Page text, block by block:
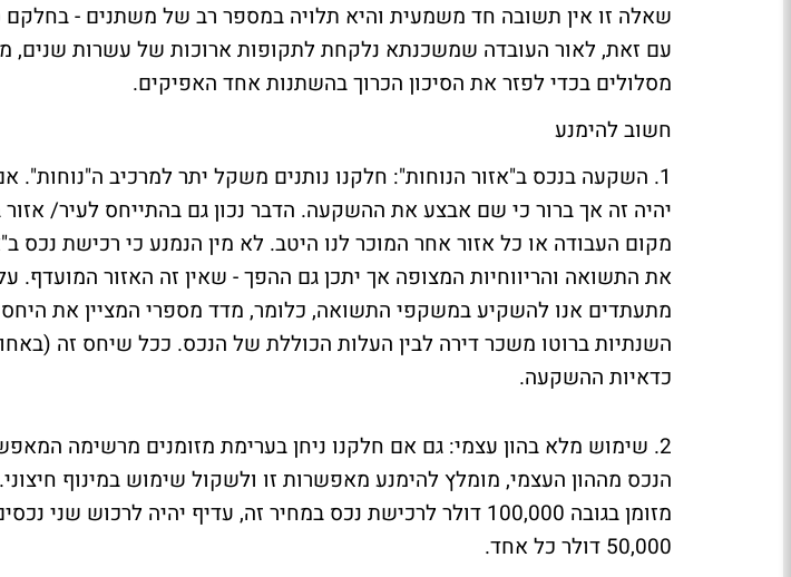
שאלה זו אין תשובה חד משמעית והיא תלויה במספר רב של משתנים - בחלקם
עם זאת, לאור העובדה שמשכנתא נלקחת לתקופות ארוכות של עשרות שנים,
מסלולים בכדי לפזר את הסיכון הכרוך בהשתנות אחד האפיקים.
חשוב להימנע
1. השקעה בנכס ב"אזור הנוחות": חלקנו נותנים משקל יתר למרכיב ה"נוחות".
יהיה זה אך ברור כי שם אבצע את ההשקעה. הדבר נכון גם בהתייחס לעיר/ אזור
מקום העבודה או כל אזור אחר המוכר לנו היטב. לא מין הנמנע כי רכישת נכס
את התשואה והריווחיות המצופה אך יתכן גם ההפך - שאין זה האזור המועדף.
מתעתדים אנו להשקיע במשקפי התשואה, כלומר, מדד מספרי המציין את היחס
השנתיות ברוטו משכר דירה לבין העלות הכוללת של הנכס. ככל שיחס זה
כדאיות ההשקעה.
2. שימוש מלא בהון עצמי: גם אם חלקנו ניחן בערימת מזומנים מרשימה
הנכס מההון העצמי, מומלץ להימנע מאפשרות זו ולשקול שימוש במינוף
מזומן בגובה 100,000 דולר לרכישת נכס במחיר זה, עדיף יהיה לרכוש
50,000 דולר כל אחד.